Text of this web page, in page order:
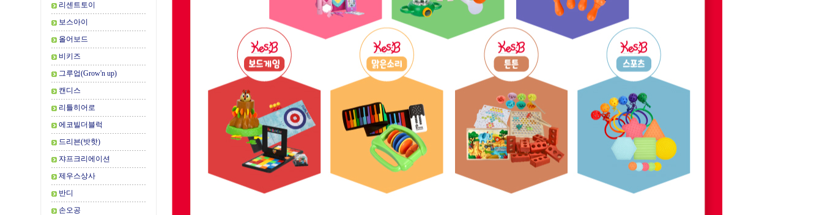
리센트토이
보스아이
올어보드
비키즈
그루업(Grow'n up)
캔디스
리틀히어로
에코빌더블럭
드리븐(밧핫)
쟈프크리에이션
제우스상사
반디
손오공